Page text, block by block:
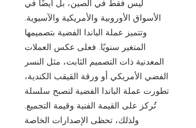
ليس فقط في الصين، بل أيضًا في
الأسواق الأوروبية والأمريكية والآسيوية.
وتتميز عملة الباندا الفضية بتصميمها
المتغير سنويًا. فعلى عكس العملات
المعدنية ذات التصميم الثابت، مثل النسر
الفضي الأمريكي أو ورقة القيقب الكندية،
تطورت عملة الباندا الفضية لتصبح سلسلة
تُركز على القيمة الفنية وقيمة التجميع.
ولذلك، تحظى الإصدارات الخاصة